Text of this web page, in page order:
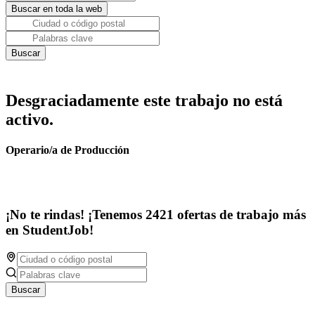
Desgraciadamente este trabajo no está
activo.
Operario/a de Producción
¡No te rindas! ¡Tenemos 2421 ofertas de trabajo más
en StudentJob!
Buscar